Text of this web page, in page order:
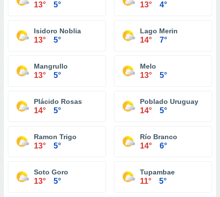
13° 5° 13° 4°
Isidoro Noblia
13° 5°
Lago Merin
14° 7°
Mangrullo
13° 5°
Melo
13° 5°
Plácido Rosas
14° 5°
Poblado Uruguay
14° 5°
Ramon Trigo
13° 5°
Río Branco
14° 6°
Soto Goro
13° 5°
Tupambae
11° 5°